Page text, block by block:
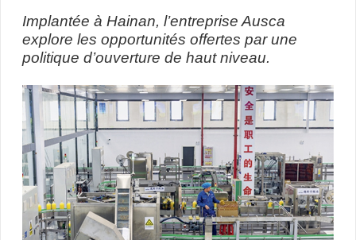
Implantée à Hainan, l’entreprise Ausca
explore les opportunités offertes par une
politique d’ouverture de haut niveau.